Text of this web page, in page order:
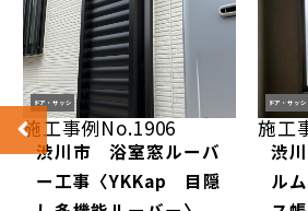
ドア・サッシ
施工事例No.1906
渋川市 浴室窓ルーバ
ー工事〈YKKap 目隠
ドア・サッシ
施工
渋
ル